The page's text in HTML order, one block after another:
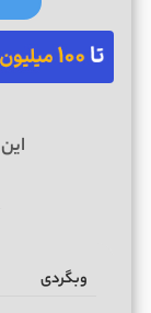
وبگردی